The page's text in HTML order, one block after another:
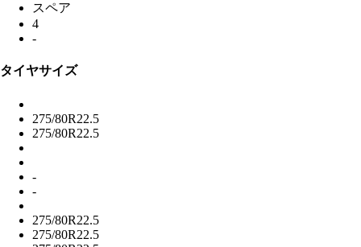
スペア
4
-
タイヤサイズ
275/80R22.5
275/80R22.5
-
-
275/80R22.5
275/80R22.5